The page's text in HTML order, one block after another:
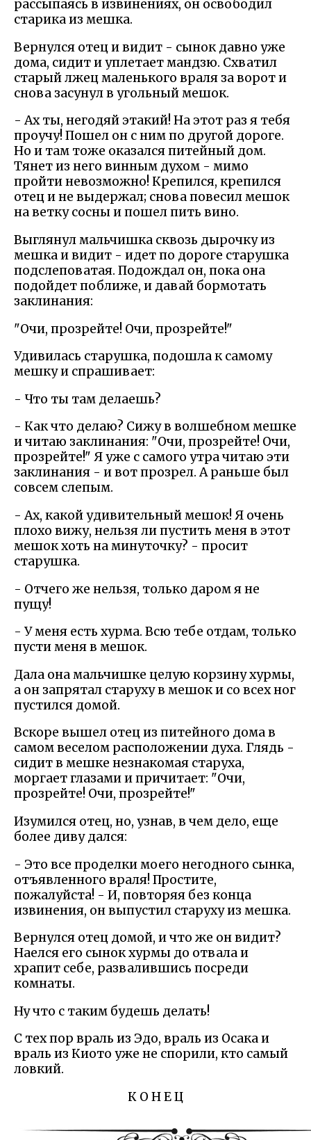
рассыпаясь в извинениях, он освободил
старика из мешка.
Вернулся отец и видит - сынок давно уже
дома, сидит и уплетает мандзю. Схватил
старый лжец маленького враля за ворот и
снова засунул в угольный мешок.
- Ах ты, негодяй этакий! На этот раз я тебя
проучу! Пошел он с ним по другой дороге.
Но и там тоже оказался питейный дом.
Тянет из него винным духом - мимо
пройти невозможно! Крепился, крепился
отец и не выдержал; снова повесил мешок
на ветку сосны и пошел пить вино.
Выглянул мальчишка сквозь дырочку из
мешка и видит - идет по дороге старушка
подслеповатая. Подождал он, пока она
подойдет поближе, и давай бормотать
заклинания:
"Очи, прозрейте! Очи, прозрейте!"
Удивилась старушка, подошла к самому
мешку и спрашивает:
- Что ты там делаешь?
- Как что делаю? Сижу в волшебном мешке
и читаю заклинания: "Очи, прозрейте! Очи,
прозрейте!" Я уже с самого утра читаю эти
заклинания - и вот прозрел. А раньше был
совсем слепым.
- Ах, какой удивительный мешок! Я очень
плохо вижу, нельзя ли пустить меня в этот
мешок хоть на минуточку? - просит
старушка.
- Отчего же нельзя, только даром я не
пущу!
- У меня есть хурма. Всю тебе отдам, только
пусти меня в мешок.
Дала она мальчишке целую корзину хурмы,
а он запрятал старуху в мешок и со всех ног
пустился домой.
Вскоре вышел отец из питейного дома в
самом веселом расположении духа. Глядь -
сидит в мешке незнакомая старуха,
моргает глазами и причитает: "Очи,
прозрейте! Очи, прозрейте!"
Изумился отец, но, узнав, в чем дело, еще
более диву дался:
- Это все проделки моего негодного сынка,
отъявленного враля! Простите,
пожалуйста! - И, повторяя без конца
извинения, он выпустил старуху из мешка.
Вернулся отец домой, и что же он видит?
Наелся его сынок хурмы до отвала и
храпит себе, развалившись посреди
комнаты.
Ну что с таким будешь делать!
С тех пор враль из Эдо, враль из Осака и
враль из Киото уже не спорили, кто самый
ловкий.
К О Н Е Ц